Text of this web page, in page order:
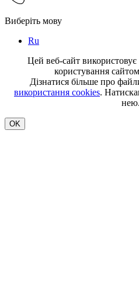
Виберіть мову
Ru
Цей веб-сайт
користування
Дізнатися більше про
використання cookies.
нею.
OK